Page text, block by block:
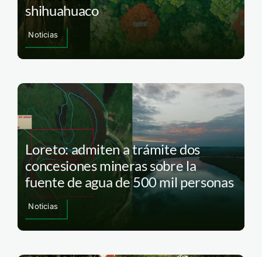
shihuahuaco
Noticias
Loreto: admiten a trámite dos
concesiones mineras sobre la
fuente de agua de 500 mil personas
Noticias